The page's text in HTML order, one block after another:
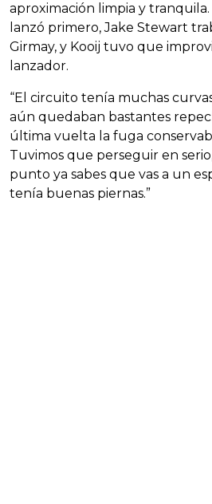
aproximación limpia y
lanzó primero, Jake Stewart
Girmay, y Kooij tuvo que
lanzador.
“El circuito tenía muchas
aún quedaban bastantes
última vuelta la fuga
Tuvimos que perseguir en
punto ya sabes que vas a un
tenía buenas piernas.”